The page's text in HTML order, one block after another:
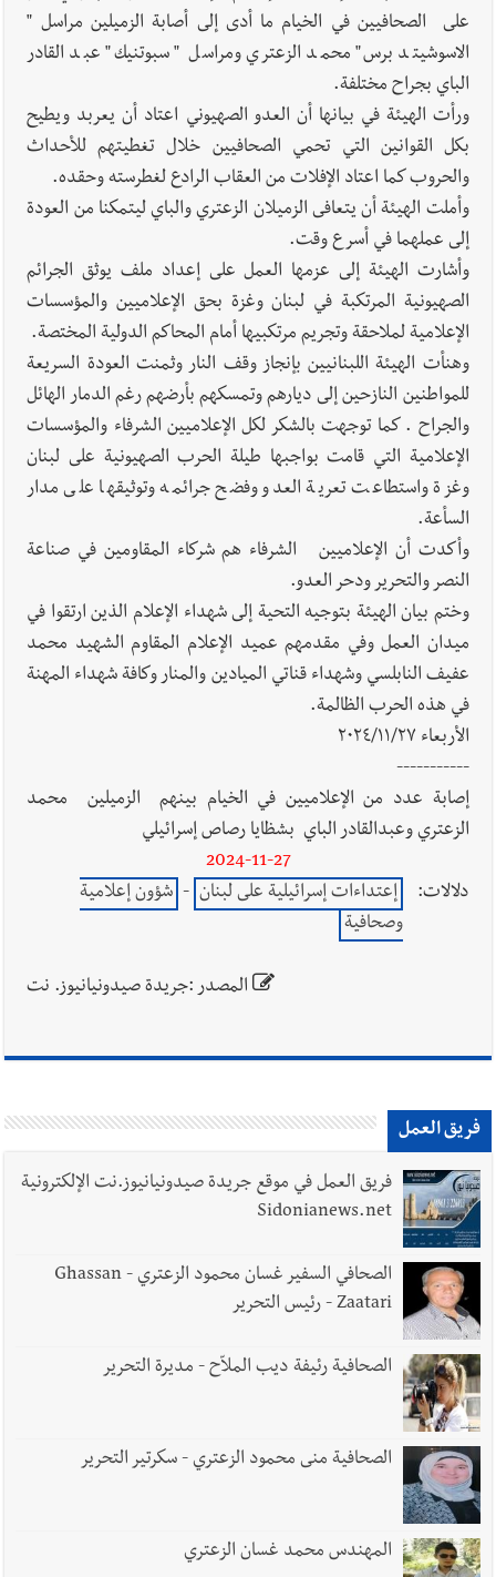
على الصحافيين في الخيام ما أدى إلى أصابة الزميلين مراسل "
الاسوشيتد برس" محمد الزعتري ومراسل " سبوتنيك" عبد القادر
الباي بجراح مختلفة.
ورأت الهيئة في بيانها أن العدو الصهيوني اعتاد أن يعربد ويطيح
بكل القوانين التي تحمي الصحافيين خلال تغطيتهم للأحداث
والحروب كما اعتاد الإفلات من العقاب الرادع لغطرسته وحقده.
وأملت الهيئة أن يتعافى الزميلان الزعتري والباي ليتمكنا من العودة
إلى عملهما في أسرع وقت.
وأشارت الهيئة إلى عزمها العمل على إعداد ملف يوثق الجرائم
الصهيونية المرتكبة في لبنان وغزة بحق الإعلاميين والمؤسسات
الإعلامية لملاحقة وتجريم مرتكبيها أمام المحاكم الدولية المختصة.
وهنأت الهيئة اللبنانيين بإنجاز وقف النار وثمنت العودة السريعة
للمواطنين النازحين إلى ديارهم وتمسكهم بأرضهم رغم الدمار الهائل
والجراح . كما توجهت بالشكر لكل الإعلاميين الشرفاء والمؤسسات
الإعلامية التي قامت بواجبها طيلة الحرب الصهيونية على لبنان
وغزة واستطاعت تعرية العدو وفضح جرائمه وتوثيقها على مدار
السأعة.
وأكدت أن الإعلاميين الشرفاء هم شركاء المقاومين في صناعة
النصر والتحرير ودحر العدو.
وختم بيان الهيئة بتوجيه التحية إلى شهداء الإعلام الذين ارتقوا في
ميدان العمل وفي مقدمهم عميد الإعلام المقاوم الشهيد محمد
عفيف النابلسي وشهداء قناتي الميادين والمنار وكافة شهداء المهنة
في هذه الحرب الظالمة.
الأربعاء ٢٠٢٤/١١/٢٧
-----------
إصابة عدد من الإعلاميين في الخيام بينهم الزميلين محمد
الزعتري وعبدالقادر الباي بشظايا رصاص إسرائيلي
2024-11-27
دلالات:
إعتداءات إسرائيلية على لبنان - شؤون إعلامية
وصحافية
المصدر :جريدة صيدونيانيوز. نت
فريق العمل
فريق العمل في موقع جريدة صيدونيانيوز.نت الإلكترونية
Sidonianews.net
الصحافي السفير غسان محمود الزعتري - Ghassan
Zaatari - رئيس التحرير
الصحافية رئيفة ديب الملاّح - مديرة التحرير
الصحافية منى محمود الزعتري - سكرتير التحرير
المهندس محمد غسان الزعتري